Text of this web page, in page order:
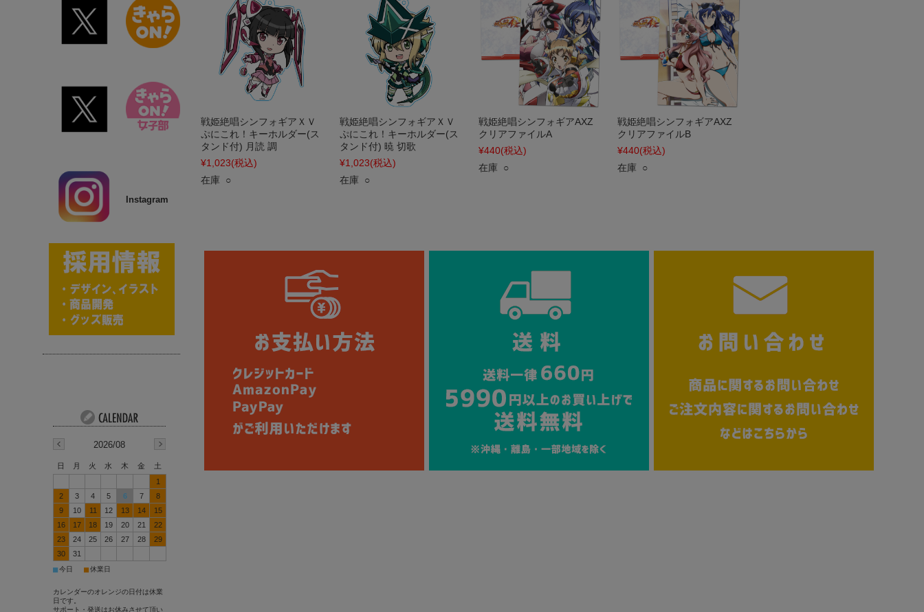
戦姫絶唱シンフォギアＸＶ
ぷにこれ！キーホルダー(ス
タンド付) 月読 調
¥1,023(税込)
在庫 ○
戦姫絶唱シンフォギアＸＶ
ぷにこれ！キーホルダー(ス
タンド付) 暁 切歌
¥1,023(税込)
在庫 ○
戦姫絶唱シンフォギアAXZ
クリアファイルA
¥440(税込)
在庫 ○
戦姫絶唱シンフォギアAXZ
クリアファイルB
¥440(税込)
在庫 ○
Instagram
2026/08
日 月 火 水 木 金
土
1
2
3 4 5 6 7
8
9
10 11 12 13 14
15
16
17 18 19 20 21
22
23
24 25 26 27 28
29
30
31
■今日 ■休業日
カレンダーのオレンジの日付は休業
日です。
サポート・発送はお休みさせて頂い